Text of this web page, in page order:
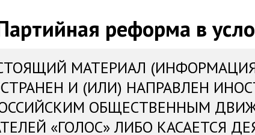
реформа в
МАТЕРИАЛ
И (ИЛИ) НАПРАВЛЕН
ОБЩЕСТВЕННЫМ
«ГОЛОС» ЛИБО КАСАЕТСЯ